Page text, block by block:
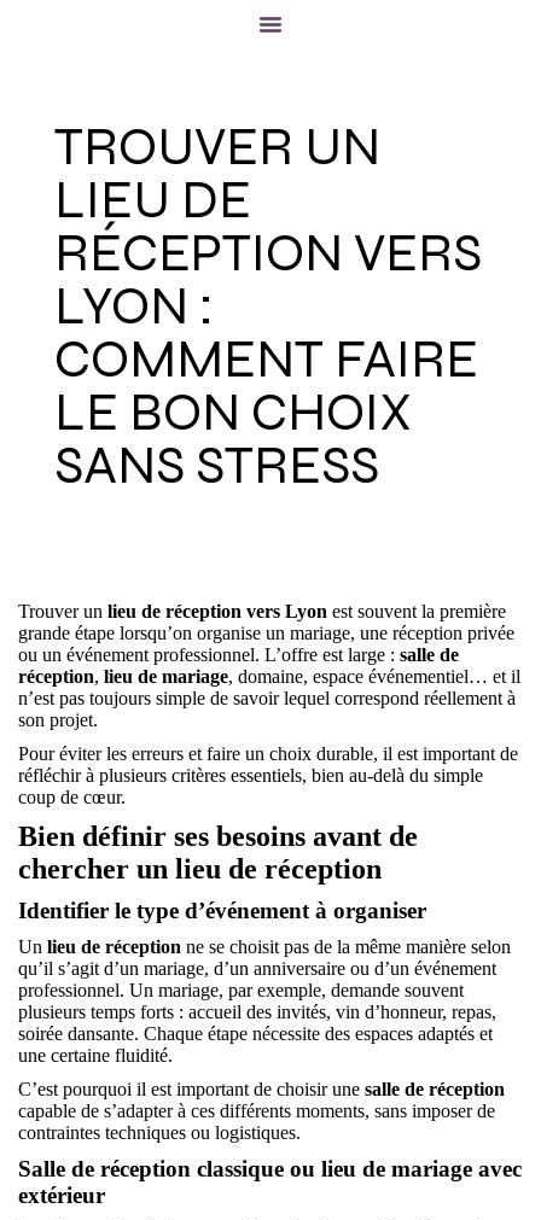
TROUVER UN
LIEU DE
RÉCEPTION VERS
LYON :
COMMENT FAIRE
LE BON CHOIX
SANS STRESS
Trouver un lieu de réception vers Lyon est souvent la première
grande étape lorsqu’on organise un mariage, une réception privée
ou un événement professionnel. L’offre est large : salle de
réception, lieu de mariage, domaine, espace événementiel… et il
n’est pas toujours simple de savoir lequel correspond réellement à
son projet.
Pour éviter les erreurs et faire un choix durable, il est important de
réfléchir à plusieurs critères essentiels, bien au-delà du simple
coup de cœur.
Bien définir ses besoins avant de
chercher un lieu de réception
Identifier le type d’événement à organiser
Un lieu de réception ne se choisit pas de la même manière selon
qu’il s’agit d’un mariage, d’un anniversaire ou d’un événement
professionnel. Un mariage, par exemple, demande souvent
plusieurs temps forts : accueil des invités, vin d’honneur, repas,
soirée dansante. Chaque étape nécessite des espaces adaptés et
une certaine fluidité.
C’est pourquoi il est important de choisir une salle de réception
capable de s’adapter à ces différents moments, sans imposer de
contraintes techniques ou logistiques.
Salle de réception classique ou lieu de mariage avec
extérieur